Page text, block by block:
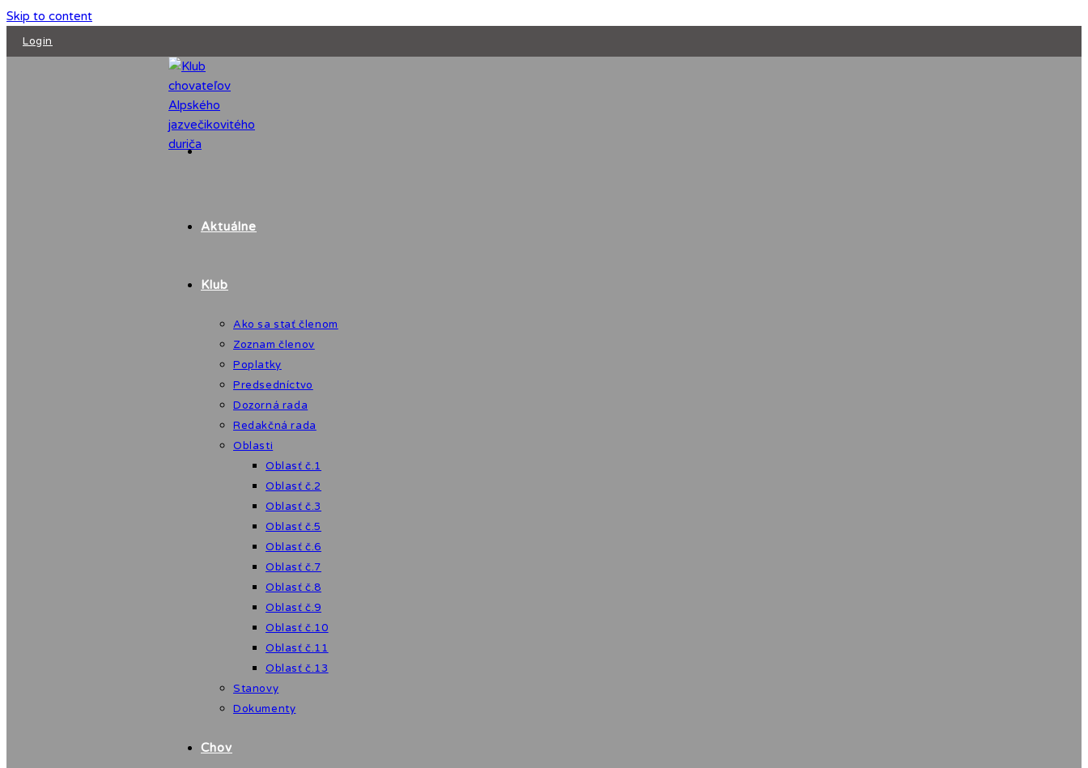
Skip to content
Login
Aktuálne
Klub
Ako sa stať členom
Zoznam členov
Poplatky
Predsedníctvo
Dozorná rada
Redakčná rada
Oblasti
Oblasť č.1
Oblasť č.2
Oblasť č.3
Oblasť č.5
Oblasť č.6
Oblasť č.7
Oblasť č.8
Oblasť č.9
Oblasť č.10
Oblasť č.11
Oblasť č.13
Stanovy
Dokumenty
Chov